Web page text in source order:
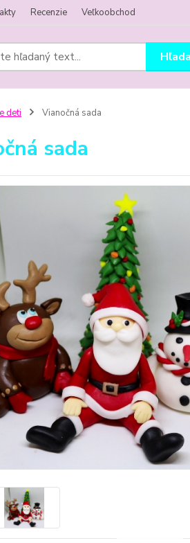
Recenzie Veľkoobchod
deti Vianočná sada
sada